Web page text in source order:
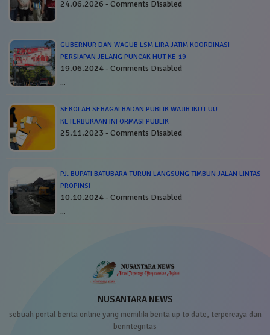
24.06.2026 - Comments Disabled
…
GUBERNUR DAN WAGUB LSM LIRA JATIM KOORDINASI
PERSIAPAN JELANG PUNCAK HUT KE-19
19.06.2024 - Comments Disabled
…
SEKOLAH SEBAGAI BADAN PUBLIK WAJIB IKUT UU
KETERBUKAAN INFORMASI PUBLIK
25.11.2023 - Comments Disabled
…
PJ. BUPATI BATUBARA TURUN LANGSUNG TIMBUN JALAN LINTAS
PROPINSI
10.10.2024 - Comments Disabled
…
NUSANTARA NEWS
sebuah portal berita online yang memiliki berita up to date, terpercaya dan
berintegritas